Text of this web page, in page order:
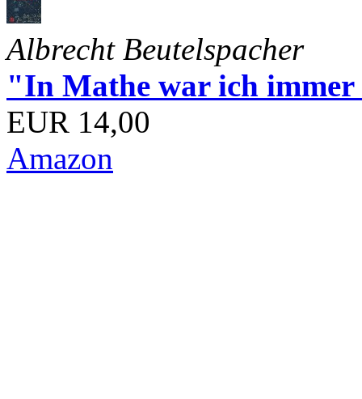
Albrecht Beutelspacher
"In Mathe war ich immer
EUR 14,00
Amazon